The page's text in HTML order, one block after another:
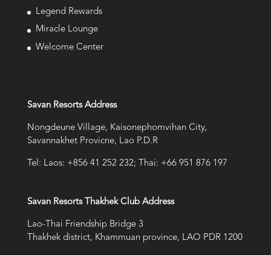
Legend Rewards
Miracle Lounge
Welcome Center
Savan Resorts Address
Nongdeune Village, Kaisonephomvihan City,
Savannakhet Provicne, Lao P.D.R
Tel: Laos: +856 41 252 232; Thai: +66 951 876 197
Savan Resorts Thakhek Club Address
Lao-Thai Friendship Bridge 3
Thakhek district, Khammuan province, LAO PDR 1200